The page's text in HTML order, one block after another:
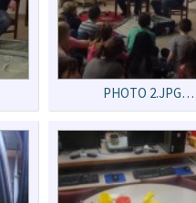
PHOTO 2.JPG…